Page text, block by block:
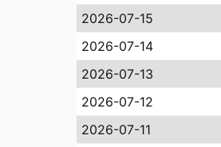
2026-07-15
2026-07-14
2026-07-13
2026-07-12
2026-07-11